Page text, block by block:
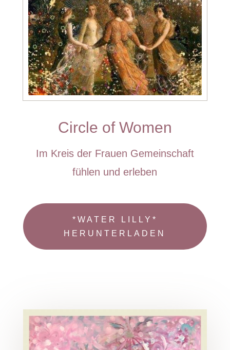
Circle of Women
Im Kreis der Frauen Gemeinschaft
fühlen und erleben
*WATER LILLY*
HERUNTERLADEN